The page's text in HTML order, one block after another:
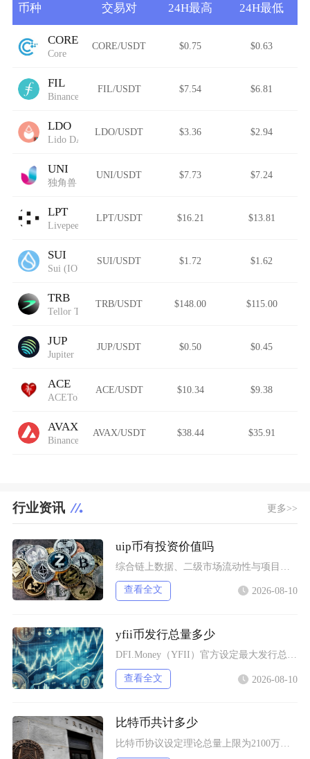
币种 交易对 24H最高 24H最低
CORE
Core
CORE/USDT $0.75 $0.63
FIL
Binance-Peg Filecoin
FIL/USDT $7.54 $6.81
LDO
Lido DAO (Wormhole)
LDO/USDT $3.36 $2.94
UNI
独角兽
UNI/USDT $7.73 $7.24
LPT
Livepeer
LPT/USDT $16.21 $13.81
SUI
Sui (IOU)
SUI/USDT $1.72 $1.62
TRB
Tellor Tributes
TRB/USDT $148.00 $115.00
JUP
Jupiter
JUP/USDT $0.50 $0.45
ACE
ACEToken
ACE/USDT $10.34 $9.38
AVAX
Binance-Peg Avalanche
AVAX/USDT $38.44 $35.91
行业资讯 更多>>
uip币有投资价值吗
查看全文 2026-08-10
yfii币发行总量多少
DFI.Money（YFII）官方设定最大发行总量上限固定为40000枚，没有预挖、私募以
查看全文 2026-08-10
比特币共计多少